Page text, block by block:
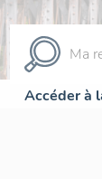
Accéder à